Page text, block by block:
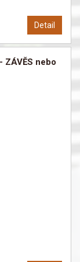
Detail
ZÁVĚS nebo